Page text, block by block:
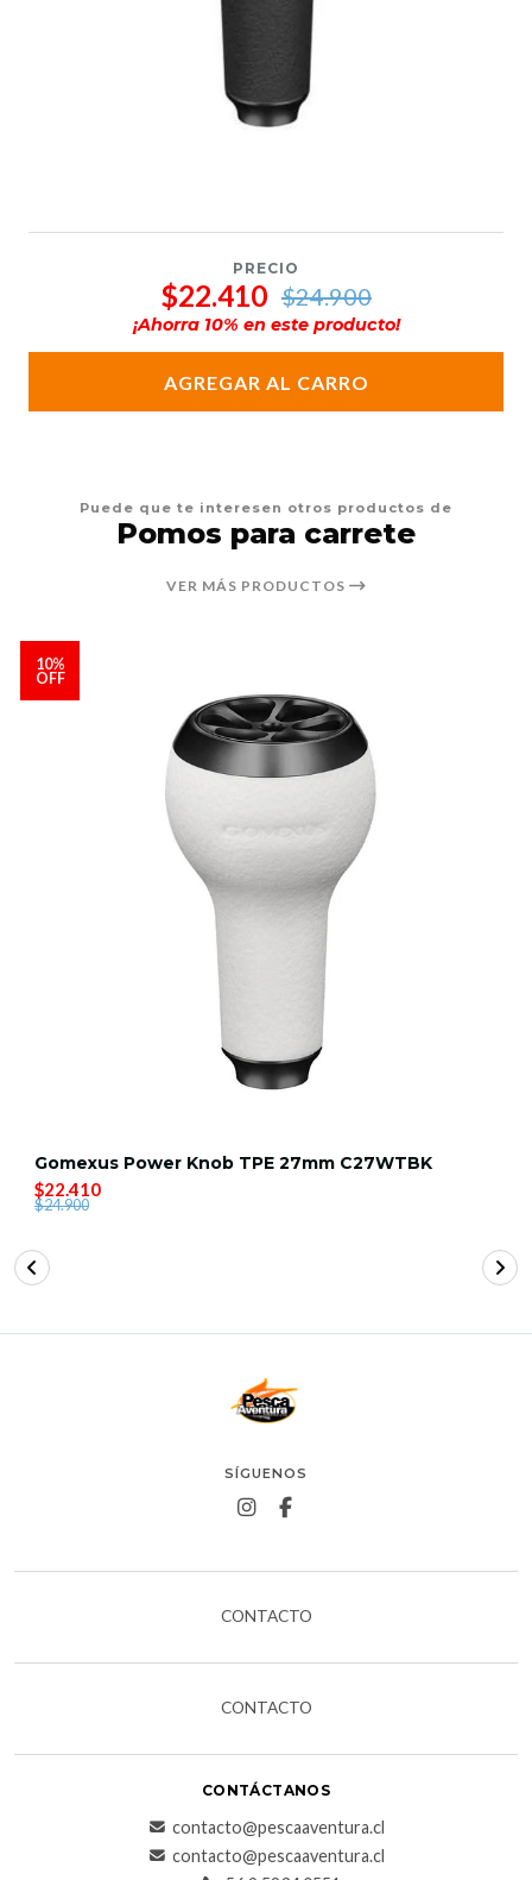
PRECIO
$22.410 $24.900
¡Ahorra 10% en este producto!
AGREGAR AL CARRO
Puede que te interesen otros productos de
Pomos para carrete
VER MÁS PRODUCTOS
10%
OFF
Gomexus Power Knob TPE 27mm C27WTBK
$22.410
$24.900
SÍGUENOS
CONTACTO
CONTACTO
CONTÁCTANOS
contacto@pescaaventura.cl
contacto@pescaaventura.cl